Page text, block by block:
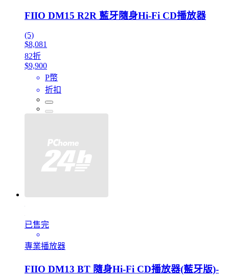
FIIO DM15 R2R 藍牙隨身Hi-Fi CD播放器
(5)
$8,081
82折
$9,900
P幣
折扣
已售完
專業播放器
FIIO DM13 BT 隨身Hi-Fi CD播放器(藍牙版)-